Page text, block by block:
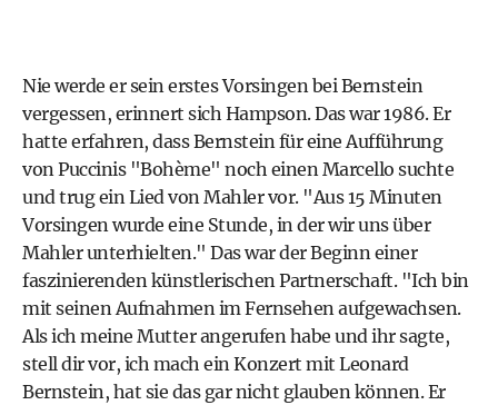
Nie werde er sein erstes Vorsingen bei Bernstein
vergessen, erinnert sich Hampson. Das war 1986. Er
hatte erfahren, dass Bernstein für eine Aufführung
von Puccinis "Bohème" noch einen Marcello suchte
und trug ein Lied von Mahler vor. "Aus 15 Minuten
Vorsingen wurde eine Stunde, in der wir uns über
Mahler unterhielten." Das war der Beginn einer
faszinierenden künstlerischen Partnerschaft. "Ich bin
mit seinen Aufnahmen im Fernsehen aufgewachsen.
Als ich meine Mutter angerufen habe und ihr sagte,
stell dir vor, ich mach ein Konzert mit Leonard
Bernstein, hat sie das gar nicht glauben können. Er